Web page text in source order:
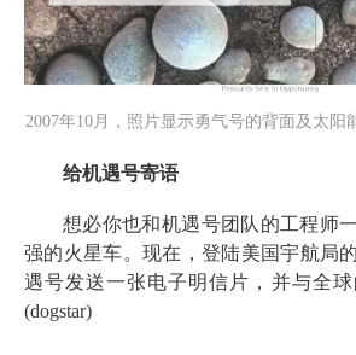
2007年10月，照片显示勇气号的背面及太阳
给机遇号寄语
想必你也和机遇号团队的工程师
强的火星车。现在，登陆美国宇航局
遇号发送一张电子明信片，并与全球
(dogstar)